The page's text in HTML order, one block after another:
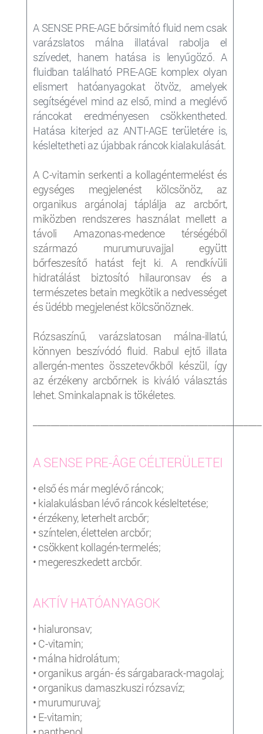
A SENSE PRE-AGE bőrsimító fluid nem csak
varázslatos málna illatával rabolja el
szívedet, hanem hatása is lenyűgöző. A
fluidban található PRE-AGE komplex olyan
elismert hatóanyagokat ötvöz, amelyek
segítségével mind az első, mind a meglévő
ráncokat eredményesen csökkentheted.
Hatása kiterjed az ANTI-AGE területére is,
késleltetheti az újabbak ráncok kialakulását.
A C-vitamin serkenti a kollagéntermelést és
egységes megjelenést kölcsönöz, az
organikus argánolaj táplálja az arcbőrt,
miközben rendszeres használat mellett a
távoli Amazonas-medence térségéből
származó murumuruvajjal együtt
bőrfeszesítő hatást fejt ki. A rendkívüli
hidratálást biztosító hilauronsav és a
természetes betain megkötik a nedvességet
és üdébb megjelenést kölcsönöznek.
Rózsaszínű, varázslatosan málna-illatú,
könnyen beszívódó fluid. Rabul ejtő illata
allergén-mentes összetevőkből készül, így
az érzékeny arcbőrnek is kiváló választás
lehet. Sminkalapnak is tökéletes.
A SENSE PRE-ÂGE CÉLTERÜLETEI
• első és már meglévő ráncok;
• kialakulásban lévő ráncok késleltetése;
• érzékeny, leterhelt arcbőr;
• színtelen, élettelen arcbőr;
• csökkent kollagén-termelés;
• megereszkedett arcbőr.
AKTÍV HATÓANYAGOK
• hialuronsav;
• C-vitamin;
• málna hidrolátum;
• organikus argán- és sárgabarack-magolaj;
• organikus damaszkuszi rózsavíz;
• murumuruvaj;
• E-vitamin;